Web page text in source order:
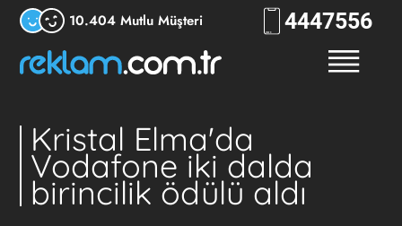
10.404 Mutlu Müşteri 444RKLM
Kristal Elma'da
Vodafone iki dalda
birincilik ödülü aldı